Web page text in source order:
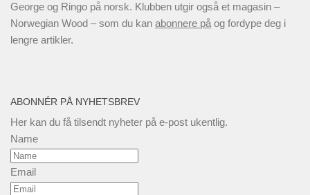
George og Ringo på norsk. Klubben utgir også et magasin –
Norwegian Wood – som du kan abonnere på og fordype deg i
lengre artikler.
ABONNÉR PÅ NYHETSBREV
Her kan du få tilsendt nyheter på e-post ukentlig.
Name
Email